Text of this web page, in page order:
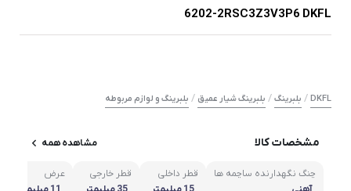
6202-2RSC3Z3V3P6 DKFL
DKFL
/ بلبرینگ / بلبرینگ شیار عمیق / بلبرینگ و لوازم مربوطه
مشخصات کالا مشاهده همه
چنگ نگهدارنده ساچمه ها
قطر داخلی
قطر خارجی
عرض